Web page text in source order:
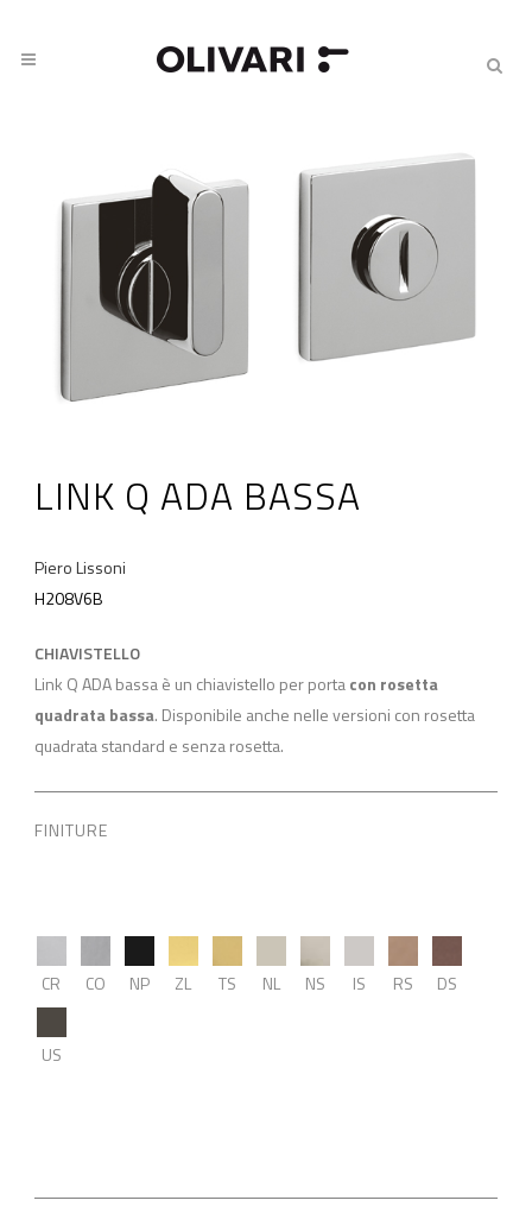
LINK Q ADA BASSA
Piero Lissoni
H208V6B
CHIAVISTELLO
Link Q ADA bassa è un chiavistello per portacon rosetta
quadrata bassa. Disponibile anche nelle versioni con rosetta
quadrata standard e senza rosetta.
FINITURE
CR CO NP ZL TS NL NS IS RS DS
US